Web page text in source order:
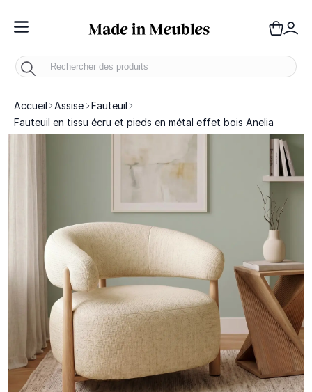
Toggle Nav
Accueil Assise
Fauteuil
Fauteuil en tissu écru et pieds en métal effet bois Anelia